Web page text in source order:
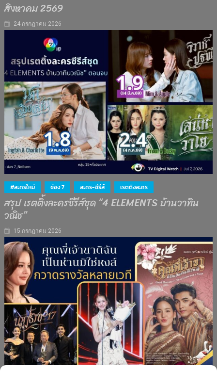
สิงหาคม 2569
24 กรกฎาคม 2026
#ละครใหม่ ช่อง 7 ละคร-ซีรีส์ เรตติงละคร
สรุป เรตติ้งละครซีรีส์ชุด “4 ELEMENTS บ้านวาทิน
วณิช”
15 กรกฎาคม 2026